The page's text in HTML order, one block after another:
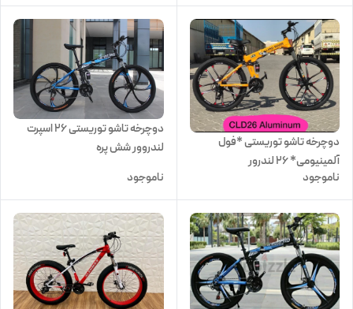
دوچرخه تاشو توریستی *فول
آلمینیومی* ۲۶ لندرور
ناموجود
دوچرخه تاشو توریستی 26 اسپرت
لندروور شش پره
ناموجود